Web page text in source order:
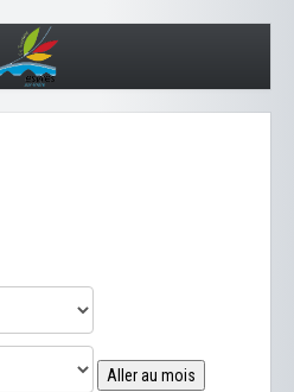
Aller au mois